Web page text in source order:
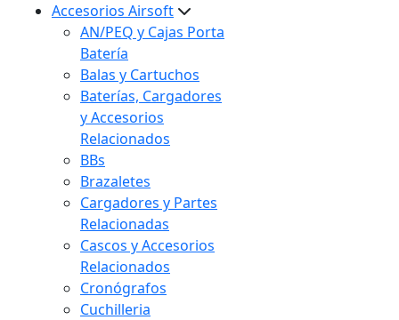
Accesorios Airsoft
AN/PEQ y Cajas Porta
Batería
Balas y Cartuchos
Baterías, Cargadores
y Accesorios
Relacionados
BBs
Brazaletes
Cargadores y Partes
Relacionadas
Cascos y Accesorios
Relacionados
Cronógrafos
Cuchilleria